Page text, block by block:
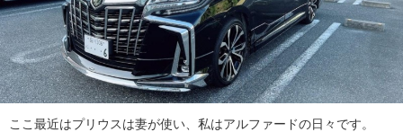
ここ最近はプリウスは妻が使い、私はアルファードの日々です。